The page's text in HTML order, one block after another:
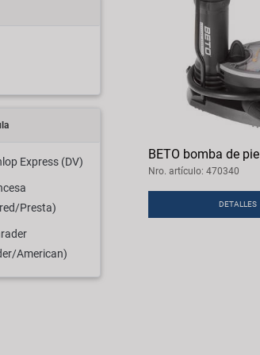
Express (DV)
Presta)
American)
BETO bomba de pie
Nro. artículo: 470340
DETALLES